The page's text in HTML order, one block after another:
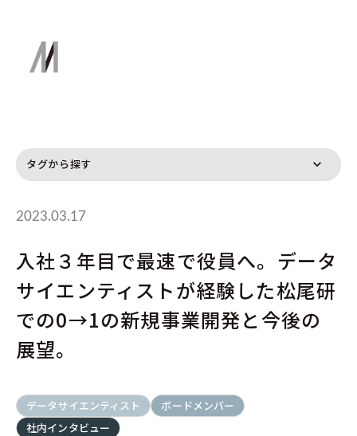
2023.03.17
入社３年目で最速で役員へ。データ
サイエンティストが経験した松尾研
での0→1の新規事業開発と今後の
展望。
データサイエンティスト
ボードメンバー
社内インタビュー
タグから探す